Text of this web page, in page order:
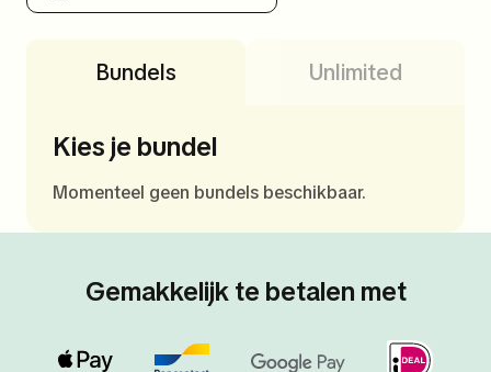
Bundels Unlimited
Kies je bundel
Momenteel geen bundels beschikbaar.
Gemakkelijk te betalen met